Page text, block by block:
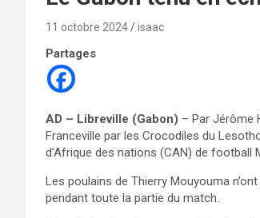
11 octobre 2024 isaac
Partages
AD – Libreville (Gabon) – Par Jérôme
Franceville par les Crocodiles du
d’Afrique des nations (CAN) de football
Les poulains de Thierry Mouyouma
pendant toute la partie du match.